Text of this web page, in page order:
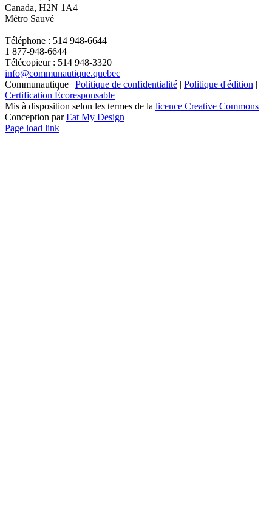
Canada, H2N 1A4
Métro Sauvé
Téléphone : 514 948-6644
1 877-948-6644
Télécopieur : 514 948-3320
info@communautique.quebec
Communautique | Politique de confidentialité | Politique d'édition |
Certification Écoresponsable
Mis à disposition selon les termes de la licence Creative Commons
Conception parEat My Design
Facebook
YouTube
LinkedIn
Email
Page load link